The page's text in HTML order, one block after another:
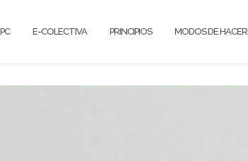
E-COLECTIVA PRINCIPIOS MODOS DE HACER